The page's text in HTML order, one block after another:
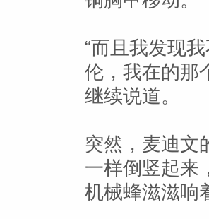
“而且我发现
伦，我在的那
继续说道。
突然，麦迪文
一样倒竖起来
机械蜂滋滋响